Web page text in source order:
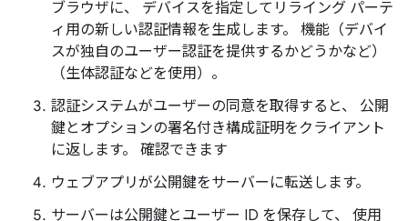
ブラウザに、 デバイスを指定してリライング パーテ
ィ用の新しい認証情報を生成します。 機能（デバイ
スが独自のユーザー認証を提供するかどうかなど）
（生体認証などを使用）。
認証システムがユーザーの同意を取得すると、 公開
鍵とオプションの署名付き構成証明をクライアント
に返します。 確認できます
ウェブアプリが公開鍵をサーバーに転送します。
サーバーは公開鍵とユーザー ID を保存して、 使用